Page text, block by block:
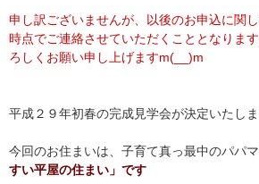
申し訳ございませんが、以後のお申込に関
時点でご連絡させていただくこととなりま
ろしくお願い申し上げますm(__)m
平成２９年初春の完成見学会が決定いたしま
今回のお住まいは、子育て真っ最中のパパ
すい平屋の住まい」です